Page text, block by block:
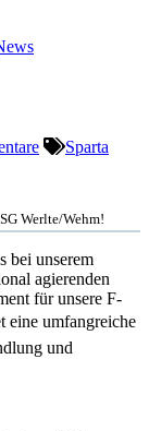
Sparta
Werlte/Wehm!
bei unserem
agierenden
für unsere F-
eine umfangreiche
und